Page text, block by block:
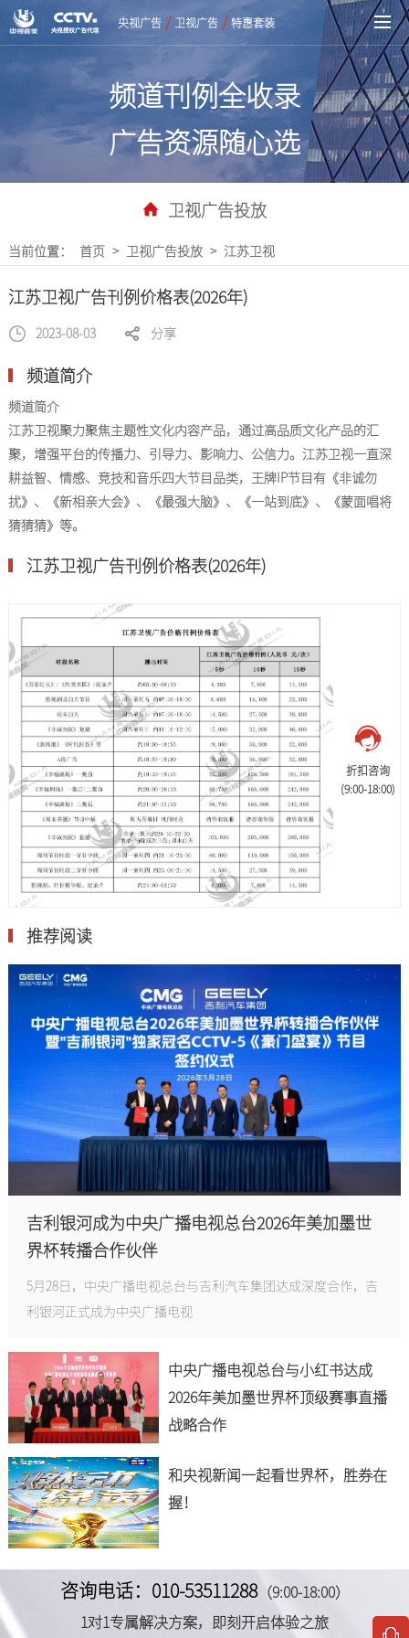
央视广告/ 卫视广告/ 特惠套装
频道刊例全收录
广告资源随心选
卫视广告投放
当前位置： 首页 > 卫视广告投放 > 江苏卫视
江苏卫视广告刊例价格表(2026年)
2023-08-03 分享
频道简介
频道简介
江苏卫视聚力聚焦主题性文化内容产品，通过高品质文化产品的汇
聚，增强平台的传播力、引导力、影响力、公信力。江苏卫视一直深
耕益智、情感、竞技和音乐四大节目品类，王牌IP节目有《非诚勿
扰》、《新相亲大会》、《最强大脑》、《一站到底》、《蒙面唱将
猜猜猜》等。
江苏卫视广告刊例价格表(2026年)
折扣咨询
(9:00-18:00)
推荐阅读
吉利银河成为中央广播电视总台2026年美加墨世
界杯转播合作伙伴
5月28日，中央广播电视总台与吉利汽车集团达成深度合作，吉
利银河正式成为中央广播电视
中央广播电视总台与小红书达成
2026年美加墨世界杯顶级赛事直播
战略合作
和央视新闻一起看世界杯，胜券在
握！
咨询电话：010-53511288（9:00-18:00）
1对1专属解决方案，即刻开启体验之旅